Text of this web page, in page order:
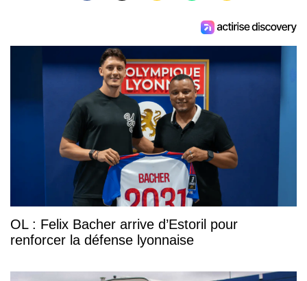
OL : Felix Bacher arrive d’Estoril pour
renforcer la défense lyonnaise